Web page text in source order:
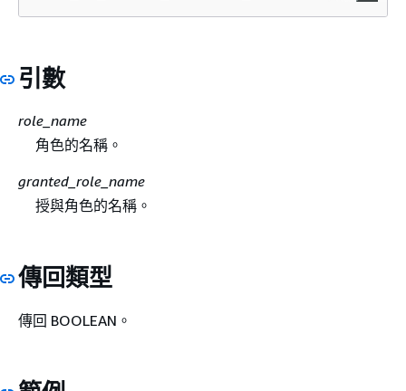
引數
role_name
角色的名稱。
granted_role_name
授與角色的名稱。
傳回類型
傳回 BOOLEAN。